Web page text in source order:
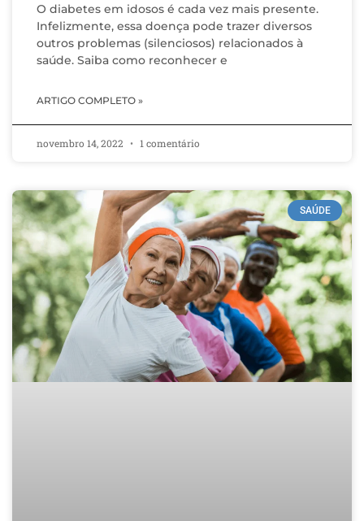
O diabetes em idosos é cada vez mais presente.
Infelizmente, essa doença pode trazer diversos
outros problemas (silenciosos) relacionados à
saúde. Saiba como reconhecer e
ARTIGO COMPLETO »
novembro 14, 2022 1 comentário
SAÚDE